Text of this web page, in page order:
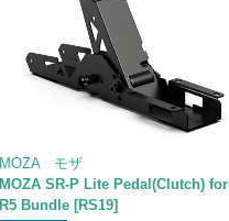
MOZA モザ
MOZA SR-P Lite Pedal(Clutch) for
R5 Bundle [RS19]